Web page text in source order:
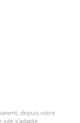
depuis votre
s’adapte